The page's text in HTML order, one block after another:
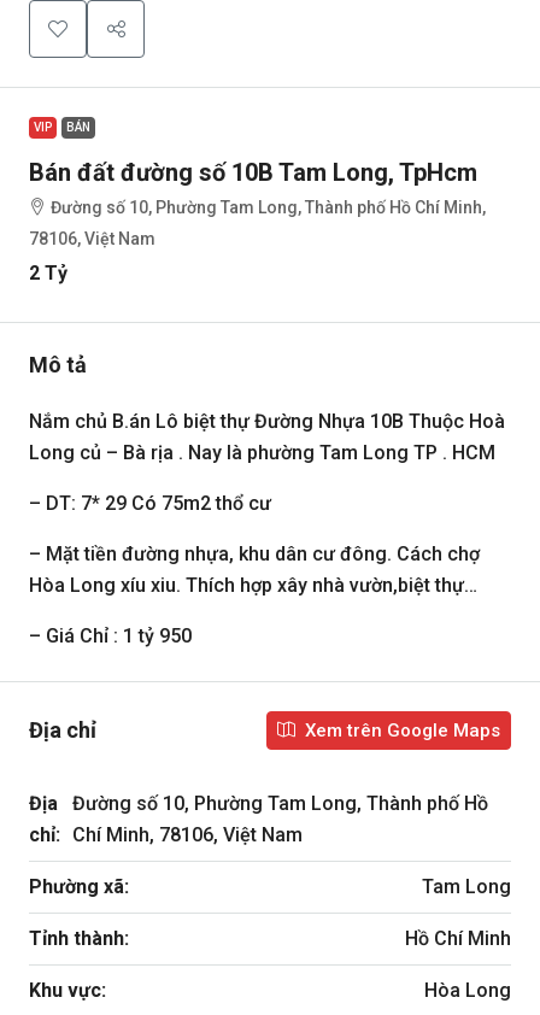
VIP BÁN
Bán đất đường số 10B Tam Long, TpHcm
Đường số 10, Phường Tam Long, Thành phố Hồ Chí Minh,
78106, Việt Nam
2 Tỷ
Mô tả
Nắm chủ B.án Lô biệt thự Đường Nhựa 10B Thuộc Hoà
Long củ – Bà rịa . Nay là phường Tam Long TP . HCM
– DT: 7* 29 Có 75m2 thổ cư
– Mặt tiền đường nhựa, khu dân cư đông. Cách chợ
Hòa Long xíu xiu. Thích hợp xây nhà vườn,biệt thự…
– Giá Chỉ : 1 tỷ 950
Địa chỉ Xem trên Google Maps
Địa
chỉ:
Đường số 10, Phường Tam Long, Thành phố Hồ
Chí Minh, 78106, Việt Nam
Phường xã: Tam Long
Tỉnh thành: Hồ Chí Minh
Khu vực: Hòa Long